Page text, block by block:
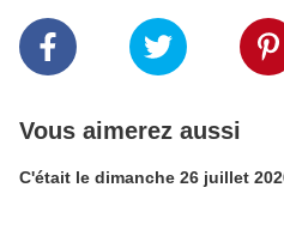
Vous aimerez aussi
C'était le dimanche 26 juillet